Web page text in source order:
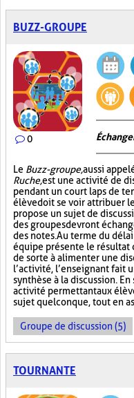
BUZZ-GROUPE
0
Le Buzz-groupe,aussi
Ruche,est une activité de
pendant un court laps de
élève doit se voir attribuer
propose un sujet de
des groupes devront
des notes. Au terme du
équipe présente le résultat
de sorte à alimenter une
l’activité, l’enseignant fait
synthèse à la discussion. En
activité permettant aux
sujet quelconque, tout en
Groupe de discussion (5)
TOURNANTE